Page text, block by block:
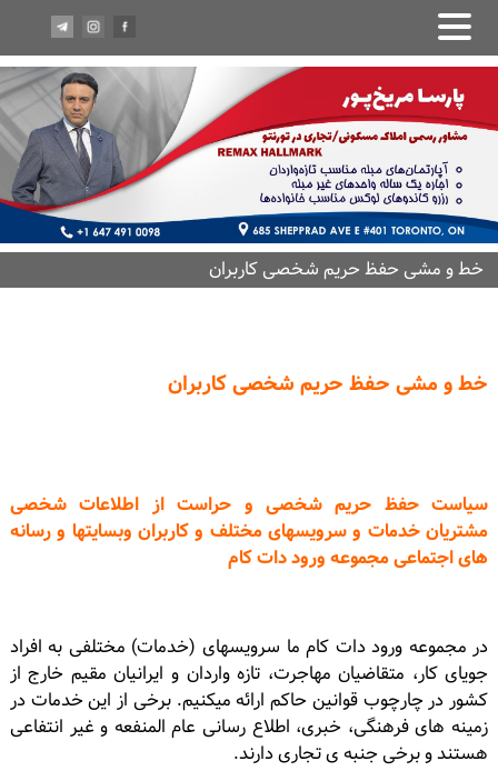
خط و مشی حفظ حریم شخصی کاربران
خط و مشی حفظ حریم شخصی کاربران
سیاست حفظ حریم شخصی و حراست از اطلاعات شخصی
مشتریان خدمات و سرویسهای مختلف و کاربران وبسایتها و رسانه
هاى اجتماعى مجموعه ورود دات كام
در مجموعه ورود دات كام ما سرویسهای (خدمات) مختلفی به افراد
جویای کار، متقاضیان مهاجرت، تازه واردان و ایرانیان مقیم خارج از
کشور در چارچوب قوانین حاکم ارائه میکنیم. برخی از این خدمات در
زمینه های فرهنگی، خبری، اطلاع رسانی عام المنفعه و غیر انتفاعی
هستند و برخی جنبه ی تجاری دارند.